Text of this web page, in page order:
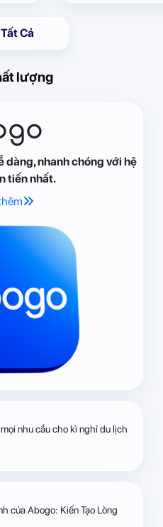
Cả
lượng
dàng, nhanh chóng với hệ
tiến nhất.
nhu cầu cho kì nghỉ du lịch
của Abogo: Kiến Tạo Lòng